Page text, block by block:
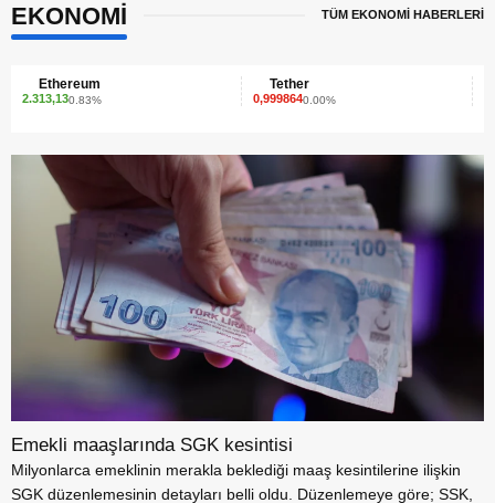
EKONOMİ TÜM EKONOMİ HABERLERİ
Emekli maaşlarında SGK kesintisi
Milyonlarca emeklinin merakla beklediği maaş kesintilerine ilişkin
SGK düzenlemesinin detayları belli oldu. Düzenlemeye göre; SSK,